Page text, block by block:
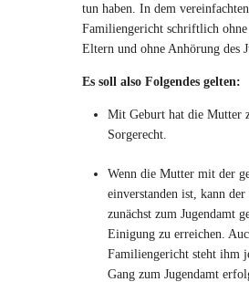
tun haben. In dem
Familiengericht schriftlich
Eltern und ohne Anhörung des
Es soll also Folgendes gelten:
Mit Geburt hat die Mutter
Sorgerecht.
Wenn die Mutter mit der
einverstanden ist, kann
zunächst zum Jugendamt
Einigung zu erreichen.
Familiengericht steht ihm
Gang zum Jugendamt